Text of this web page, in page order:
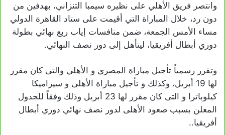
وانتصر فريق الأهلي على نظيره سيمبا التنزاني، بهدفين من
دون رد، خلال المباراة التي أقيمت على ستاد القاهرة الدولي
مساء الأمس الجمعة، ضمن منافسات إياب ربع نهائي بطولة
دوري أبطال أفريقيا، ليتأهل إلى دور نصف النهائي.
وتقرر رسمياً تأجيل مباراة المصري و الأهلي والتى كان مقرر
لها 19 أبريل، وكذلك و تأجيل مباراة الأهلى و سيراميكا
كيلوباترا و التى كان مقرر لها 23 أبريل وذلك وفقاً للجدول
المعلن بسبب صعود الأهلى لدور نصف نهائي دوري أبطال
أفريقيا..